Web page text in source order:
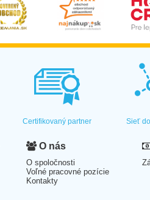
Certifikovaný partner Sieť
O nás
O spoločnosti
Voľné pracovné pozície
Kontakty